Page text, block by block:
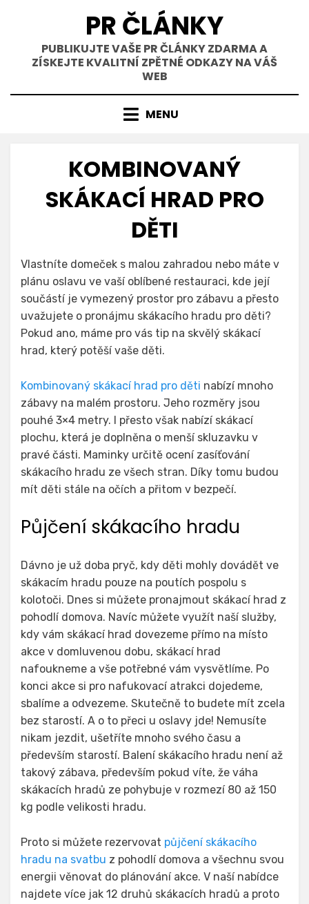
PR ČLÁNKY
PUBLIKUJTE VAŠE PR ČLÁNKY ZDARMA A
ZÍSKEJTE KVALITNÍ ZPĚTNÉ ODKAZY NA VÁŠ
WEB
MENU
KOMBINOVANÝ
SKÁKACÍ HRAD PRO
DĚTI
AutorHradprodeti.cz
Zveřejněno
13. 2. 2023
Vlastníte domeček s malou zahradou nebo máte v
plánu oslavu ve vaší oblíbené restauraci, kde její
součástí je vymezený prostor pro zábavu a přesto
uvažujete o pronájmu skákacího hradu pro děti?
Pokud ano, máme pro vás tip na skvělý skákací
hrad, který potěší vaše děti.
Kombinovaný skákací hrad pro děti nabízí mnoho
zábavy na malém prostoru. Jeho rozměry jsou
pouhé 3×4 metry. I přesto však nabízí skákací
plochu, která je doplněna o menší skluzavku v
pravé části. Maminky určitě ocení zasíťování
skákacího hradu ze všech stran. Díky tomu budou
mít děti stále na očích a přitom v bezpečí.
Půjčení skákacího hradu
Dávno je už doba pryč, kdy děti mohly dovádět ve
skákacím hradu pouze na poutích pospolu s
kolotoči. Dnes si můžete pronajmout skákací hrad z
pohodlí domova. Navíc můžete využít naší služby,
kdy vám skákací hrad dovezeme přímo na místo
akce v domluvenou dobu, skákací hrad
nafoukneme a vše potřebné vám vysvětlíme. Po
konci akce si pro nafukovací atrakci dojedeme,
sbalíme a odvezeme. Skutečně to budete mít zcela
bez starostí. A o to přeci u oslavy jde! Nemusíte
nikam jezdit, ušetříte mnoho svého času a
především starostí. Balení skákacího hradu není až
takový zábava, především pokud víte, že váha
skákacích hradů ze pohybuje v rozmezí 80 až 150
kg podle velikosti hradu.
Proto si můžete rezervovat půjčení skákacího
hradu na svatbu z pohodlí domova a všechnu svou
energii věnovat do plánování akce. V naší nabídce
najdete více jak 12 druhů skákacích hradů a proto